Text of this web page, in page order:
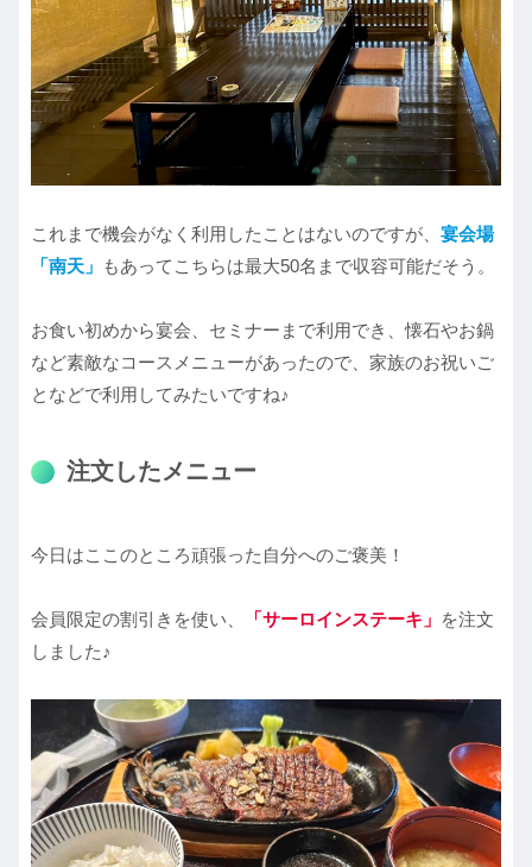
これまで機会がなく利用したことはないのですが、 宴会場
「南天」
もあってこちらは最大50名まで収容可能だそう。
お食い初めから宴会、セミナーまで利用でき、懐石やお鍋
など素敵なコースメニューがあったので、家族のお祝いご
となどで利用してみたいですね♪
注文したメニュー
今日はここのところ頑張った自分へのご褒美！
会員限定の割引きを使い、 「サーロインステーキ」 を注文
しました♪